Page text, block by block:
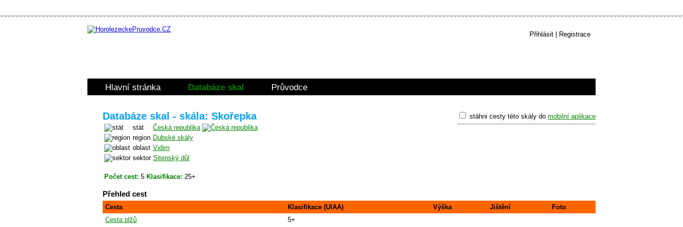
Přihlásit Registrace
Hlavní stránka Databáze skal Průvodce
stáhni cesty této skály do mobilní aplikace
Databáze skal - skála: Skořepka
stát
Česká republika
region Dubské skály
oblast Vidim
sektor Sitenský důl
Počet cest: 5 Klasifikace: 25+
Přehled cest
Cesta Klasifikace (UIAA) Výška Jištění
Foto
Cesta plžů
5+